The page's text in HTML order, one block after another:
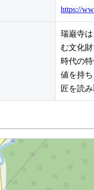
https://
瑞巌寺
む文化
時代の
値を持
匠を読